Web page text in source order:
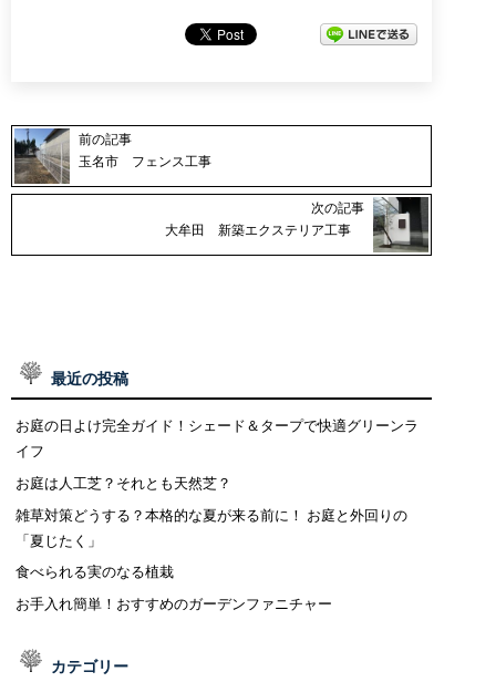
前の記事
玉名市 フェンス工事
次の記事
大牟田 新築エクステリア工事
最近の投稿
お庭の日よけ完全ガイド！シェード＆タープで快適グリーンラ
イフ
お庭は人工芝？それとも天然芝？
雑草対策どうする？本格的な夏が来る前に！ お庭と外回りの
「夏じたく」
食べられる実のなる植栽
お手入れ簡単！おすすめのガーデンファニチャー
カテゴリー